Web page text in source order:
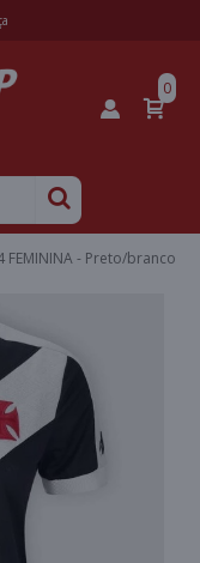
0
FEMININA - Preto/branco